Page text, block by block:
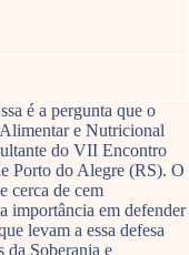
é a pergunta que o
e Nutricional
do VII Encontro
Porto do Alegre (RS). O
cerca de cem
importância em defender
levam a essa defesa
da Soberania e